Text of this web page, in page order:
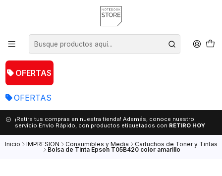
OFERTAS
OFERTAS
¡Retira tus compras en nuestra tienda! Además, conoce nuestro
servicio Envío Rápido, con productos etiquetados con RETIRO HOY
Inicio IMPRESION Consumibles y Media Cartuchos de Toner y Tintas
Bolsa de Tinta Epson T05B420 color amarillo